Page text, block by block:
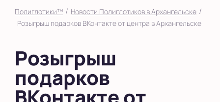
Выбрать другой город
Полиглотики™ / Новости Полиглотиков в Архангельске /
Розыгрыш подарков ВКонтакте от центра в Архангельске
Розыгрыш
подарков